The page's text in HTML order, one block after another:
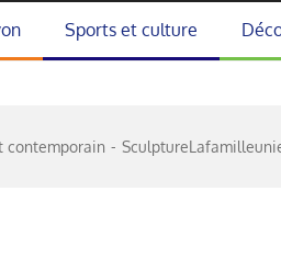
Sports et culture
contemporain